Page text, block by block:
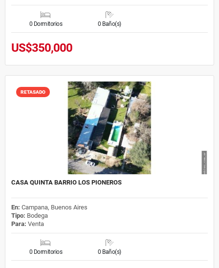
0 Dormitorios 0 Baño(s)
US$350,000
RETASADO
CASA QUINTA BARRIO LOS PIONEROS
En: Campana, Buenos Aires
Tipo: Bodega
Para: Venta
0 Dormitorios 0 Baño(s)